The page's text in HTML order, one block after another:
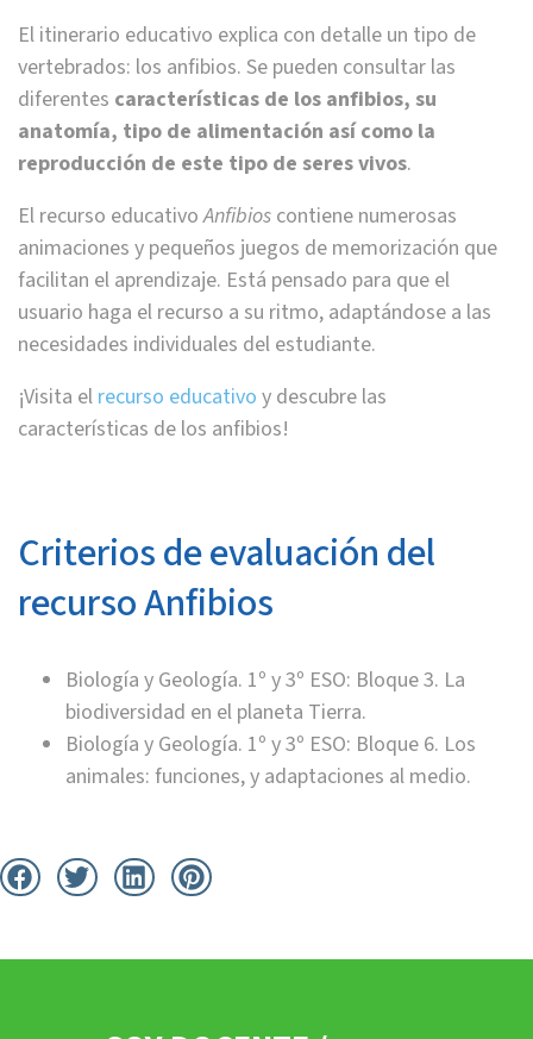
El itinerario educativo explica con detalle un tipo de
vertebrados: los anfibios. Se pueden consultar las
diferentes características de los anfibios, su
anatomía, tipo de alimentación así como la
reproducción de este tipo de seres vivos.
El recurso educativoAnfibios contiene numerosas
animaciones y pequeños juegos de memorización que
facilitan el aprendizaje. Está pensado para que el
usuario haga el recurso a su ritmo, adaptándose a las
necesidades individuales del estudiante.
¡Visita el recurso educativo y descubre las
características de los anfibios!
Criterios de evaluación del
recurso Anfibios
Biología y Geología. 1º y 3º ESO: Bloque 3. La
biodiversidad en el planeta Tierra.
Biología y Geología. 1º y 3º ESO: Bloque 6. Los
animales: funciones, y adaptaciones al medio.